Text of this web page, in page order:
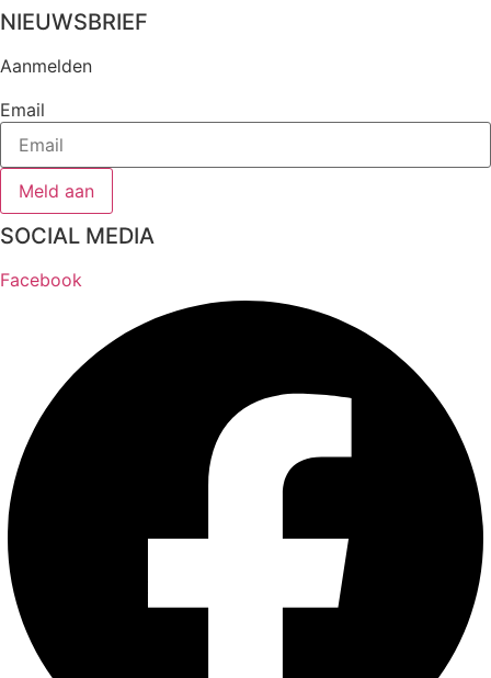
NIEUWSBRIEF
Aanmelden
Email
Meld aan
SOCIAL MEDIA
Facebook